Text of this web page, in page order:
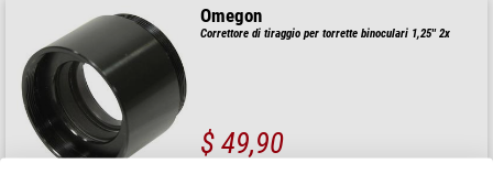
Omegon
Correttore di tiraggio per torrette binoculari 1,25'' 2x
$ 49,90